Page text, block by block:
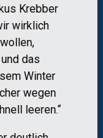
Krebber
wirklich
das
Winter
wegen
leeren.“